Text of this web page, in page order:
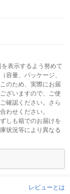
表示するよう努めて
容量、パッケージ、
のため、実際にお届
ざいますので、ご使
確認ください。さら
わせください。
しも箱でのお届けを
状況等により異なる
レビューとは